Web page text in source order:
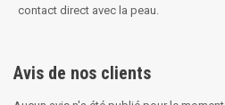
contact direct avec la peau.
Avis de nos clients